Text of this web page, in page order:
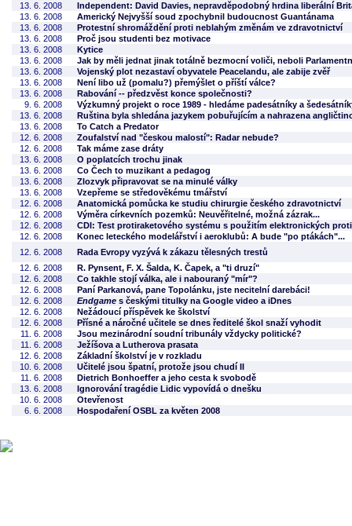
13. 6. 2008
Independent: David Davies, nepravděpodobný hrdina liberální
13. 6. 2008
Americký Nejvyšší soud zpochybnil budoucnost Guantánama
13. 6. 2008
Protestní shromáždění proti neblahým změnám ve zdravotnictví
13. 6. 2008
Proč jsou studenti bez motivace
13. 6. 2008
Kytice
13. 6. 2008
Jak by měli jednat jinak totálně bezmocní voliči, neboli
13. 6. 2008
Vojenský plot nezastaví obyvatele Peacelandu, ale zabije zvěř
13. 6. 2008
Není libo už (pomalu?) přemýšlet o příští válce?
13. 6. 2008
Rabování -- předzvěst konce společnosti?
9. 6. 2008
Výzkumný projekt o roce 1989 - hledáme padesátníky a
13. 6. 2008
Ruština byla shledána jazykem pobuřujícím a nahrazena
13. 6. 2008
To Catch a Predator
12. 6. 2008
Zoufalství nad "českou malostí": Radar nebude?
12. 6. 2008
Tak máme zase dráty
13. 6. 2008
O poplatcích trochu jinak
13. 6. 2008
Co Čech to muzikant a pedagog
13. 6. 2008
Zlozvyk připravovat se na minulé války
13. 6. 2008
Vzepřeme se středověkému tmářství
12. 6. 2008
Anatomická pomůcka ke studiu chirurgie českého zdravotnictví
12. 6. 2008
Výměra církevních pozemků: Neuvěřitelné, možná zázrak...
12. 6. 2008
CDI: Test protiraketového systému s použitím elektronických
12. 6. 2008
Konec leteckého modelářství i aeroklubů: A bude "po ptákách"...
12. 6. 2008
Rada Evropy vyzývá k zákazu tělesných trestů
12. 6. 2008
R. Pynsent, F. X. Šalda, K. Čapek, a "ti druzí"
12. 6. 2008
Co takhle stojí válka, ale i nabouraný "mír"?
12. 6. 2008
Paní Parkanová, pane Topolánku, jste necitelní darebáci!
12. 6. 2008
Endgame s českými titulky na Google video a iDnes
12. 6. 2008
Nežádoucí příspěvek ke školství
12. 6. 2008
Přísné a náročné učitele se dnes ředitelé škol snaží vyhodit
11. 6. 2008
Jsou mezinárodní soudní tribunály vždycky politické?
11. 6. 2008
Ježíšova a Lutherova prasata
12. 6. 2008
Základní školství je v rozkladu
10. 6. 2008
Učitelé jsou špatní, protože jsou chudí II
11. 6. 2008
Dietrich Bonhoeffer a jeho cesta k svobodě
13. 6. 2008
Ignorování tragédie Lidic vypovídá o dnešku
10. 6. 2008
Otevřenost
6. 6. 2008
Hospodaření OSBL za květen 2008